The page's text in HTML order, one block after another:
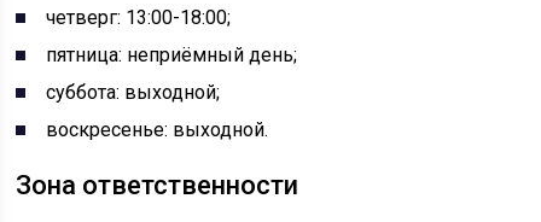
четверг: 13:00-18:00;
пятница: неприёмный день;
суббота: выходной;
воскресенье: выходной.
Зона ответственности